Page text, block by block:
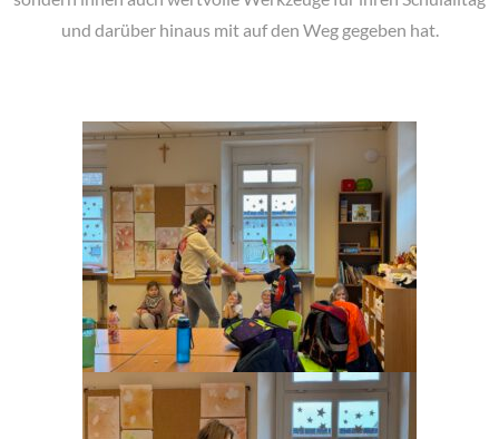
und darüber hinaus mit auf den Weg gegeben hat.